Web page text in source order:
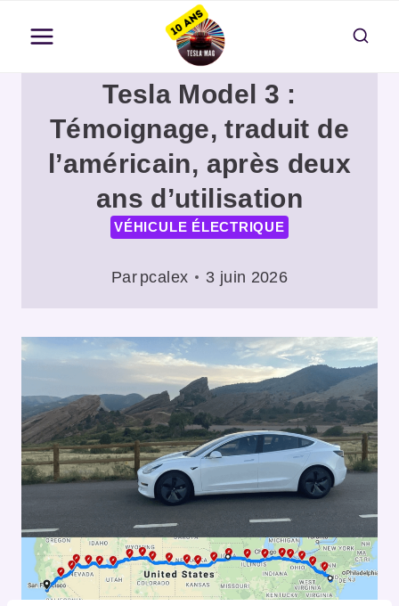
contenu
Tesla Model 3 :
Témoignage, traduit de
l’américain, après deux
ans d’utilisation
VÉHICULE ÉLECTRIQUE
Par pcalex 3 juin 2026